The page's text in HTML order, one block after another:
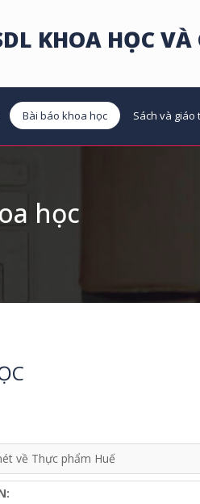
KHOA HỌC
Bài báo khoa học Sách và giáo
học
về Thực phẩm Huế